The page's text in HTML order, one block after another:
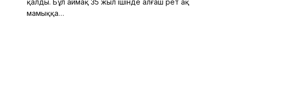
қалды. Бұл аймақ 35 жыл ішінде алғаш рет ақ
мамыққа…